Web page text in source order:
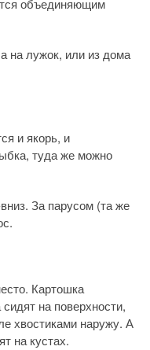
объединяющим
на лужок, или из дома
и якорь, и
туда же можно
За парусом (та же
Картошка
на поверхности,
хвостиками наружу. А
на кустах.